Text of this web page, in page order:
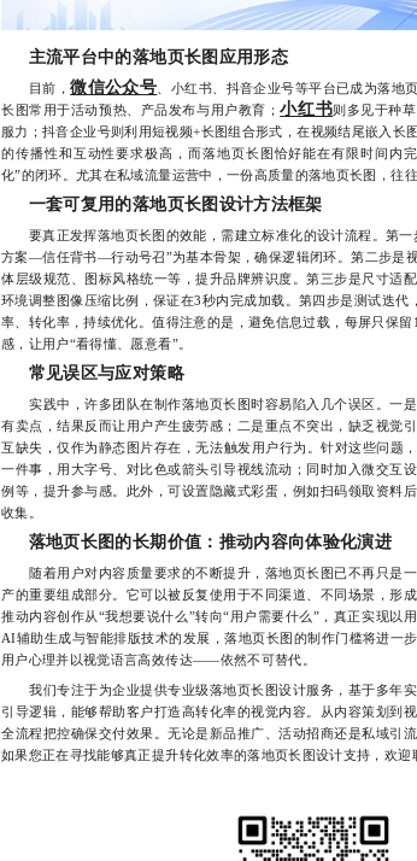
主流平台中的落地页长图应用形态
目前，微信公众号 、小红书、抖音企业号等平台已成为落地
长图常用于活动预热、产品发布与用户教育；小红书则多见于种
服力；抖音企业号则利用短视频+长图组合形式，在视频结尾嵌入长
的传播性和互动性要求极高，而落地页长图恰好能在有限时间
化”的闭环。尤其在私域流量运营中，一份高质量的落地页长图，往
一套可复用的落地页长图设计方法框架
要真正发挥落地页长图的效能，需建立标准化的设计流程。第一
方案—信任背书—行动号召”为基本骨架，确保逻辑闭环。第二步是
体层级规范、图标风格统一等，提升品牌辨识度。第三步是尺寸适
环境调整图像压缩比例，保证在3秒内完成加载。第四步是测试迭代
率、转化率，持续优化。值得注意的是，避免信息过载，每屏只保
感，让用户“看得懂、愿意看”。
常见误区与应对策略
实践中，许多团队在制作落地页长图时容易陷入几个误区。一
有卖点，结果反而让用户产生疲劳感；二是重点不突出，缺乏视觉
互缺失，仅作为静态图片存在，无法触发用户行为。针对这些问
一件事，用大字号、对比色或箭头引导视线流动；同时加入微交互
例等，提升参与感。此外，可设置隐藏式彩蛋，例如扫码领取资料
收集。
落地页长图的长期价值：推动内容向体验化演进
随着用户对内容质量要求的不断提升，落地页长图已不再只是
产的重要组成部分。它可以被反复使用于不同渠道、不同场景，形
推动内容创作从“我想要说什么”转向“用户需要什么”，真正实现以
AI辅助生成与智能排版技术的发展，落地页长图的制作门槛将进
用户心理并以视觉语言高效传达——依然不可替代。
我们专注于为企业提供专业级落地页长图设计服务，基于多年
引导逻辑，能够帮助客户打造高转化率的视觉内容。从内容策划到
全流程把控确保交付效果。无论是新品推广、活动招商还是私域引
如果您正在寻找能够真正提升转化效率的落地页长图设计支持，欢